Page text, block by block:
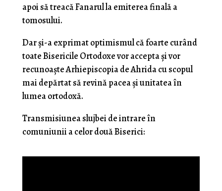
apoi să treacă Fanarul la emiterea finală a
tomosului.
Dar și-a exprimat optimismul că foarte curând
toate Bisericile Ortodoxe vor accepta și vor
recunoaște Arhiepiscopia de Ahrida cu scopul
mai depărtat să revină pacea și unitatea în
lumea ortodoxă.
Transmisiunea slujbei de intrare în
comuniunii a celor două Biserici: